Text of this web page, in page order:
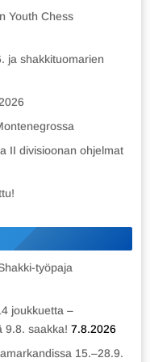
Youth Chess
ja shakkituomarien
II divisioonan ohjelmat
työpaja
joukkuetta –
9.8. saakka! 7.8.2026
15.–28.9.